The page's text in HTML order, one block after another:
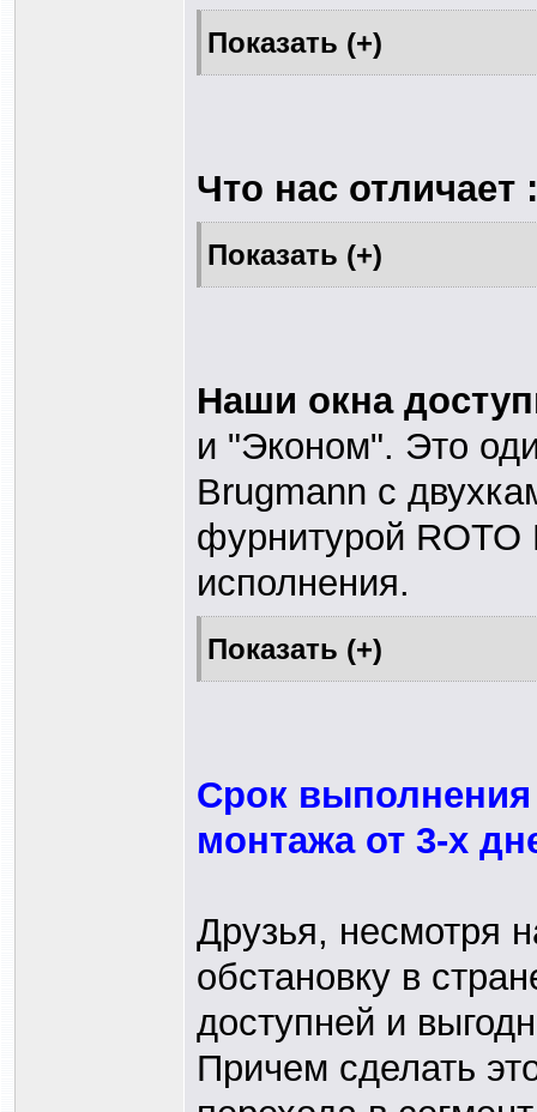
Что нас отличает :
Наши окна
и "Эконом". Это
Brugmann с
фурнитурой ROTO
исполнения.
Срок выполнения
монтажа от 3-х
Друзья, несмотря
обстановку в
доступней и
Причем сделать